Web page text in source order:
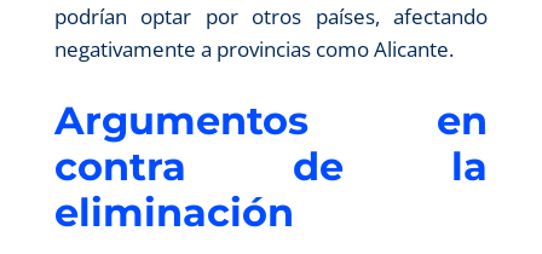
podrían optar por otros países, afectando
negativamente a provincias como Alicante.
Argumentos en
contra de la
eliminación